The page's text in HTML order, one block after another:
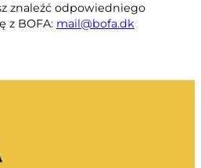
i nie tylko.
znaleźć odpowiedniego
z BOFA: mail@bofa.dk